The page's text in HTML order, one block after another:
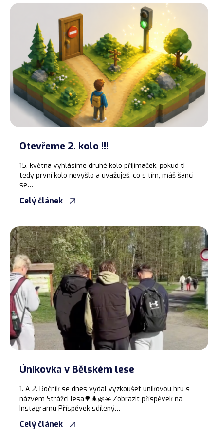
Otevřeme 2. kolo !!!
15. května vyhlásíme druhé kolo přijímaček, pokud ti
tedy první kolo nevyšlo a uvažuješ, co s tím, máš šanci
se…
Celý článek
Únikovka v Bělském lese
1. A 2. Ročník se dnes vydal vyzkoušet únikovou hru s
názvem Strážci lesa🌳🌲🌿☀️ Zobrazit příspěvek na
Instagramu Příspěvek sdílený…
Celý článek